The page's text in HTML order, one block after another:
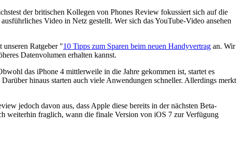
der britischen Kollegen von Phones Review fokussiert sich auf die
Video in Netz gestellt. Wer sich das YouTube-Video ansehen
unseren Ratgeber "10 Tipps zum Sparen beim neuen Handyvertrag an. Wir
Datenvolumen erhalten kannst.
das iPhone 4 mittlerweile in die Jahre gekommen ist, startet es
hinaus starten auch viele Anwendungen schneller. Allerdings merkt
jedoch davon aus, dass Apple diese bereits in der nächsten Beta-
weiterhin fraglich, wann die finale Version von iOS 7 zur Verfügung